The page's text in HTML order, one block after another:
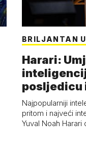
BRILJANTAN
Harari:
posljedicu
kolaps
Najpopularniji
pritom i najveći
Yuval Noah